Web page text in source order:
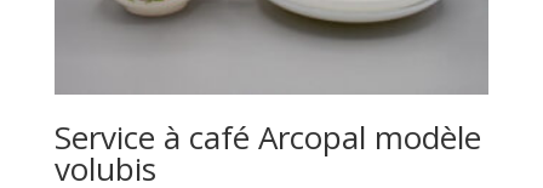
Service à café Arcopal modèle
volubis